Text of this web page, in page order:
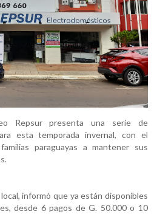
Repsur presenta una serie de
esta temporada invernal, con el
paraguayas a mantener sus
informó que ya están disponibles
desde 6 pagos de G. 50.000 o 10